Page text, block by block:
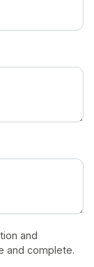
and
and complete.